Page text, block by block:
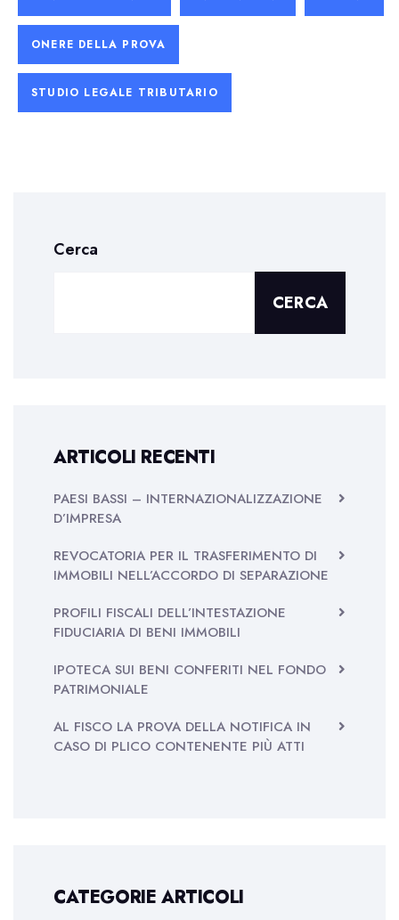
ONERE DELLA PROVA
STUDIO LEGALE TRIBUTARIO
Cerca
CERCA
ARTICOLI RECENTI
PAESI BASSI – INTERNAZIONALIZZAZIONE
D’IMPRESA
REVOCATORIA PER IL TRASFERIMENTO DI
IMMOBILI NELL’ACCORDO DI SEPARAZIONE
PROFILI FISCALI DELL’INTESTAZIONE
FIDUCIARIA DI BENI IMMOBILI
IPOTECA SUI BENI CONFERITI NEL FONDO
PATRIMONIALE
AL FISCO LA PROVA DELLA NOTIFICA IN
CASO DI PLICO CONTENENTE PIÙ ATTI
CATEGORIE ARTICOLI